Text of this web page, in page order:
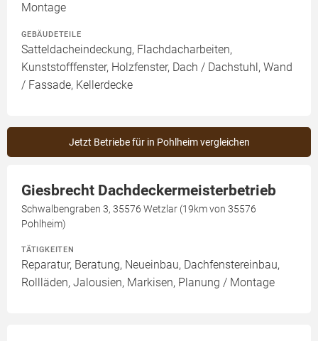
Montage
GEBÄUDETEILE
Satteldacheindeckung, Flachdacharbeiten,
Kunststofffenster, Holzfenster, Dach / Dachstuhl, Wand
/ Fassade, Kellerdecke
Jetzt Betriebe für in Pohlheim vergleichen
Giesbrecht Dachdeckermeisterbetrieb
Schwalbengraben 3, 35576 Wetzlar (19km von 35576
Pohlheim)
TÄTIGKEITEN
Reparatur, Beratung, Neueinbau, Dachfenstereinbau,
Rollläden, Jalousien, Markisen, Planung / Montage